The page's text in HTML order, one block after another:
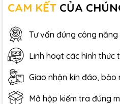
CAM KẾT CỦA
Tư vấn đúng công năng
Linh hoạt các hình thức
Giao nhận kín đáo, bảo
Mở hộp kiểm tra đúng